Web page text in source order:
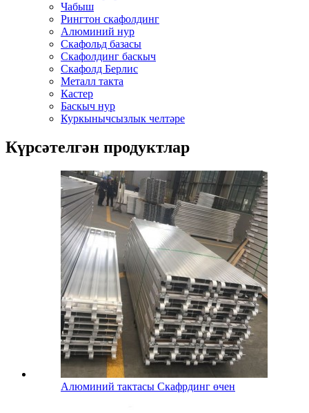
Чабыш
Рингтон скафолдинг
Алюминий нур
Скафольд базасы
Скафолдинг баскыч
Скафолд Берлис
Металл такта
Кастер
Баскыч нур
Куркынычсызлык челтәре
Күрсәтелгән продуктлар
Алюминий тактасы Скафрдинг өчен